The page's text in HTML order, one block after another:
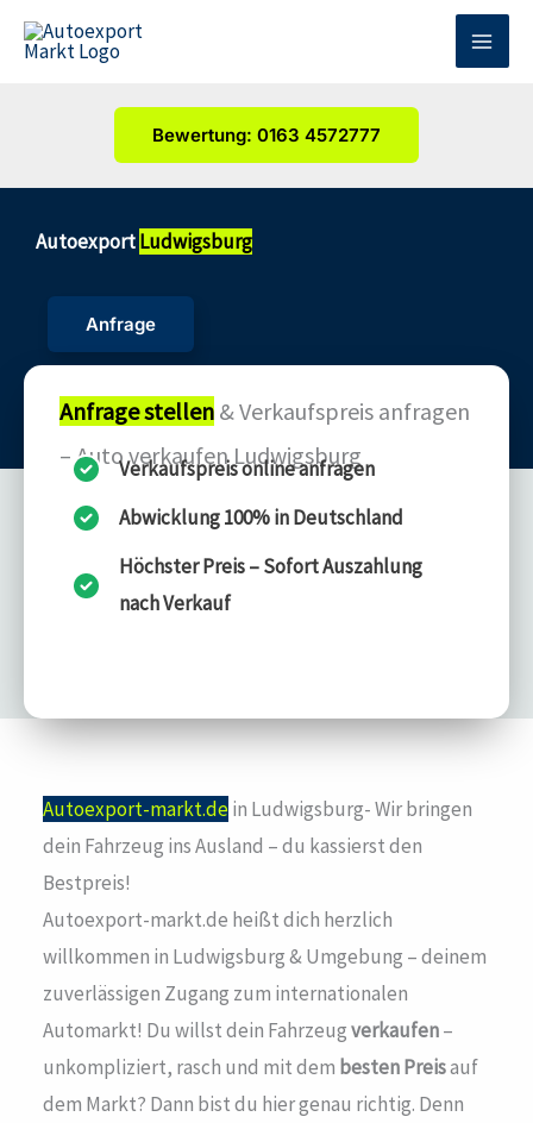
Zum
Inhalt
Bewertung: 0163 4572777
AutoexportLudwigsburg
Anfrage
Anfrage stellen & Verkaufspreis anfragen
– Auto verkaufen Ludwigsburg
Verkaufspreis online anfragen
Abwicklung 100% in Deutschland
Höchster Preis – Sofort Auszahlung
nach Verkauf
Autoexport-markt.de in Ludwigsburg- Wir bringen
dein Fahrzeug ins Ausland – du kassierst den
Bestpreis!
Autoexport-markt.de heißt dich herzlich
willkommen in Ludwigsburg & Umgebung – deinem
zuverlässigen Zugang zum internationalen
Automarkt! Du willst dein Fahrzeugverkaufen–
unkompliziert, rasch und mit dem besten Preisauf
dem Markt? Dann bist du hier genau richtig. Denn